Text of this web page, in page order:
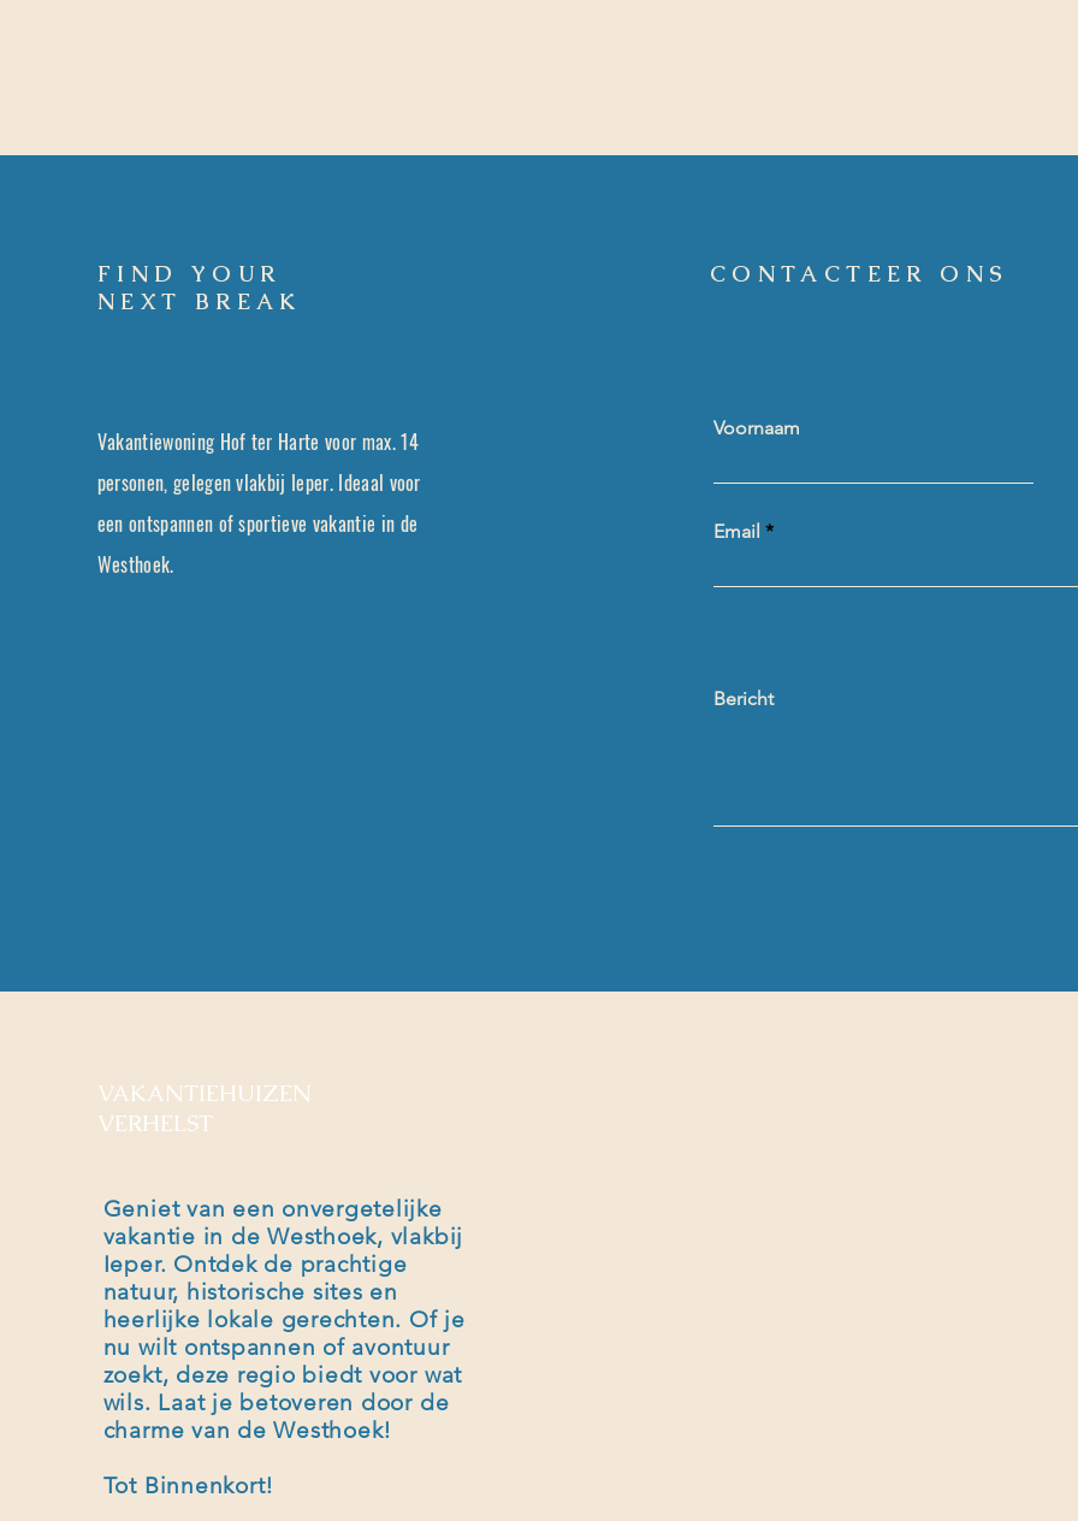
FIND YOUR
NEXT BREAK
Vakantiewoning Hof ter Harte voor max. 14
personen, gelegen vlakbij Ieper. Ideaal voor
een ontspannen of sportieve vakantie in de
Westhoek.
CONTACTEER ONS
Voornaam
Email
Bericht
VAKANTIEHUIZEN
VERHELST
Geniet van een onvergetelijke
vakantie in de Westhoek, vlakbij
Ieper. Ontdek de prachtige
natuur, historische sites en
heerlijke lokale gerechten. Of je
nu wilt ontspannen of avontuur
zoekt, deze regio biedt voor wat
wils. Laat je betoveren door de
charme van de Westhoek!
Tot Binnenkort!